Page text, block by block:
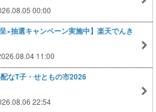
00:00
×抽選キャンペーン実施中】楽天でんき
11:00
なT子・せともの市2026
22:54